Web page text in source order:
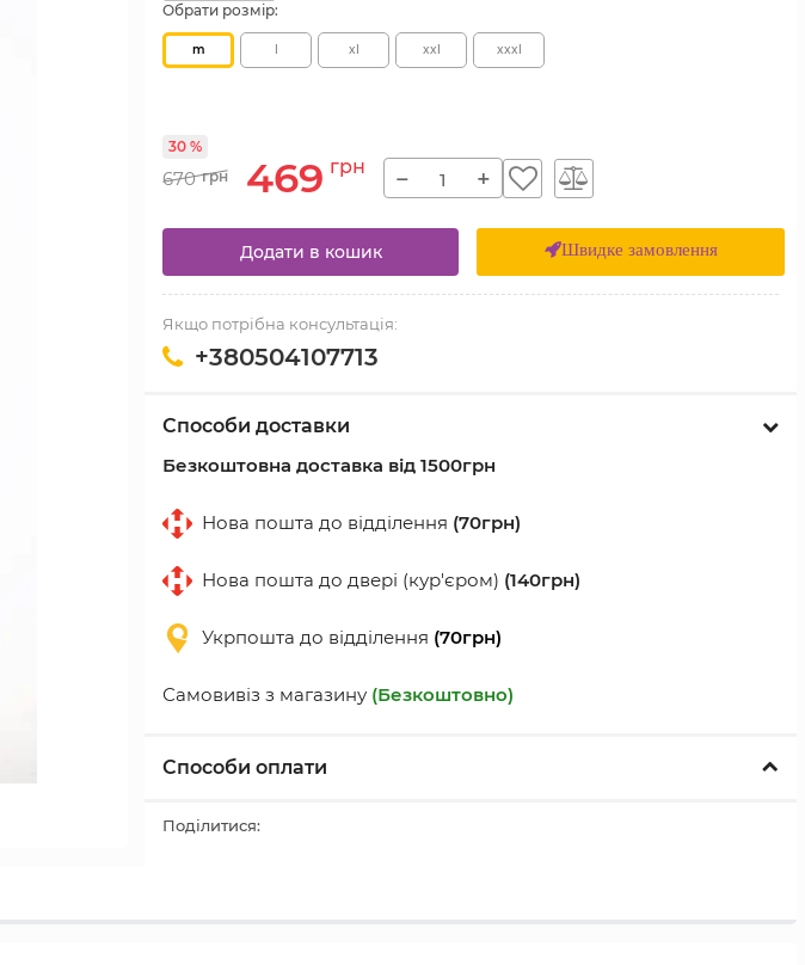
Обрати розмір:
m l xl xxl xxxl
670 грн 469 грн
30 %
− +
Додати в кошик Швидке замовлення
Якщо потрібна консультація:
+380504107713
Способи доставки
Безкоштовна доставка від 1500грн
Нова пошта до відділення (70грн)
Нова пошта до двері (кур'єром) (140грн)
Укрпошта до відділення (70грн)
Самовивіз з магазину (Безкоштовно)
Способи оплати
Поділитися: